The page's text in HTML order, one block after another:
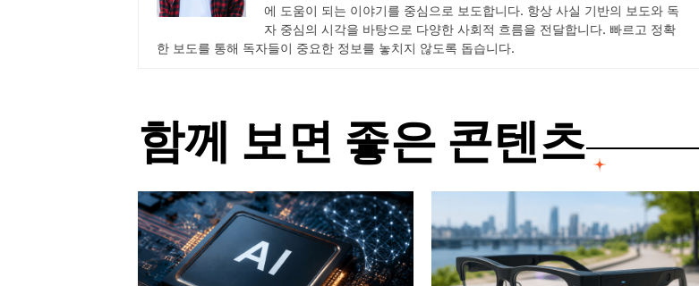
에 도움이 되는 이야기를 중심으로 보도합니다. 항상 사실 기반의 보도와 독
자 중심의 시각을 바탕으로 다양한 사회적 흐름을 전달합니다. 빠르고 정확
한 보도를 통해 독자들이 중요한 정보를 놓치지 않도록 돕습니다.
함께 보면 좋은 콘텐츠